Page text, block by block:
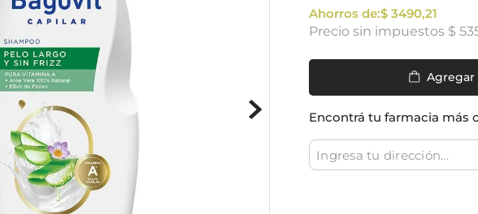
Tinturas & coloración
Serums & boosters faciales
Productos
Jabón en
Higiene
Protección Femenina
Cuidado intimo
Protectores diarios
Copas menstruales
Tampones
Toallas con y sin alas
Talcos & polvos pédicos Espacio
Ahorros de:$ 3490,21
Precio sin impuestos $
Agregar
Encontrá tu farmacia más